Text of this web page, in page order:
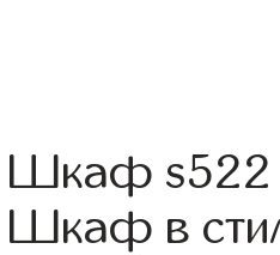
Шкаф s522
Шкаф в